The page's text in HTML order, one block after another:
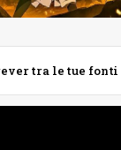
tra le tue fonti